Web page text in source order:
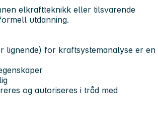
elkraftteknikk eller tilsvarende
utdanning.
lignende) for kraftsystemanalyse er en
og autoriseres i tråd med